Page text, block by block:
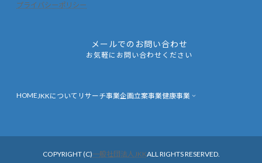
プライバシーポリシー
メールでのお問い合わせ
お気軽にお問い合わせください
HOME JKKについて リサーチ事業企画立案事業健康事業
COPYRIGHT (C)一般社団法人JKKALL RIGHTS RESERVED.